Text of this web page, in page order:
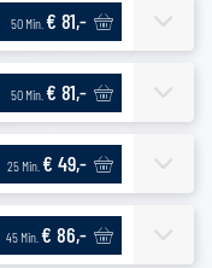
50 Min. € 81,-
50 Min. € 81,-
25 Min. € 49,-
45 Min. € 86,-